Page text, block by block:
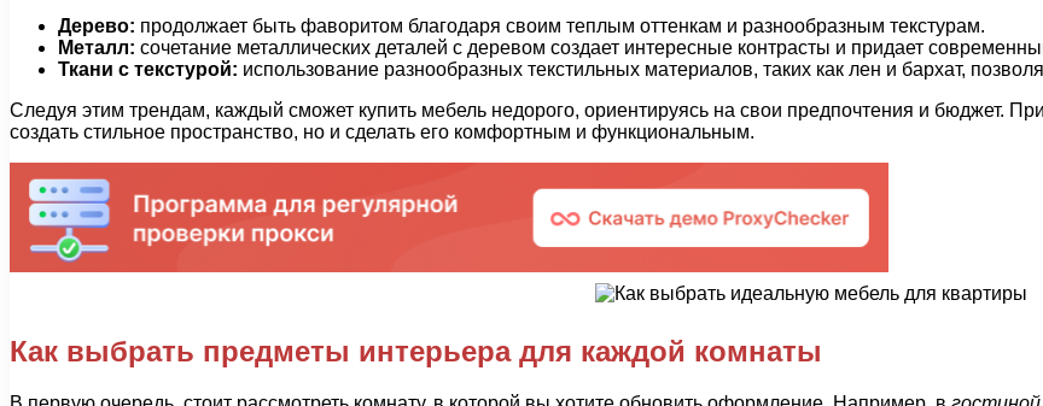
Дерево: продолжает быть фаворитом благодаря своим теплым оттенкам и разнообразным текстурам.
Металл: сочетание металлических деталей с деревом создает интересные контрасты и придает
Ткани с текстурой: использование разнообразных текстильных материалов, таких как лен и бархат,
Следуя этим трендам, каждый сможет купить мебель недорого, ориентируясь на свои предпочтения и бюджет.
создать стильное пространство, но и сделать его комфортным и функциональным.
Как выбрать предметы интерьера для каждой комнаты